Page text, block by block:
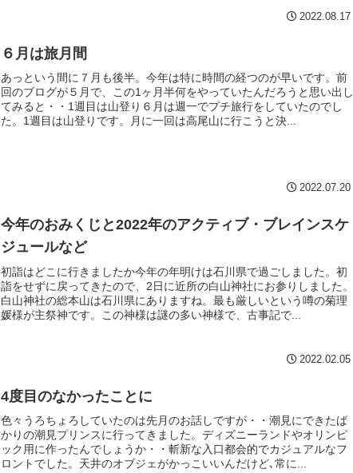
2022.08.17
６月は旅月間
あっという間に７月も後半。今年は特に時間の経つのが早いです。前
回のブログが５月で、この1ヶ月半何をやっていたんだろうと思い出し
てみると・・1週目は山登り６月は週一でプチ旅行をしていたのでし
た。1週目は山登りです。月に一回は高尾山に行こうと決...
2022.07.20
今年のおみくじと2022年のアクティブ・ブレインスケ
ジュールなど
初詣はどこに行きましたか今年の年明けは石川県で過ごしました。初
詣をせずに戻ってきたので、2日に近所の白山神社にお参りしました。
白山神社の総本山は石川県にありますね。最も厳しいという噂の菊理
媛様が主祭神です。この神様は謎の多い神様で、古事記で...
2022.02.05
4度目のなかったことに
色々うろちょろしていたのは先月のお話しですが・・潮見にできたば
かりの潮見プリンスに行ってきました。ディズニーランドやオリンピ
ック用に作ったんでしょうか・・斬新な入口都会的でカジュアルなフ
ロントでした。天井のオブジェがかっこいいんだけど､常に...